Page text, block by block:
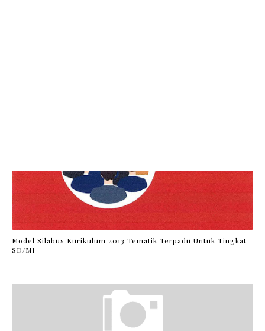
Model Silabus Kurikulum 2013 Tematik Terpadu Untuk Tingkat
SD/MI